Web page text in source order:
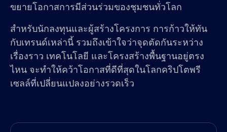
ขยายโอกาสการมีส่วนร่วมของชุมชนทั่วโลก
สำหรับนักลงทุนและผู้สร้างโครงการ การก้าวให้ทัน
กับเทรนด์เหล่านี้ รวมถึงเข้าใจว่าจุดตัดกันระหว่าง
เรื่องราว เทคโนโลยี และโครงสร้างพื้นฐานอยู่ตรง
ไหน จะทำให้คว้าโอกาสที่ดีที่สุดในโลกคริปโตพรี
เซลล์ที่เปลี่ยนแปลงอย่างรวดเร็ว